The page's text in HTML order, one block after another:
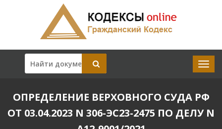
ОПРЕДЕЛЕНИЕ ВЕРХОВНОГО СУДА РФ
ОТ 03.04.2023 N 306-ЭС23-2475 ПО ДЕЛУ N